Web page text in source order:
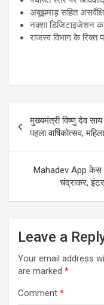
अबूझमाड़ सहित
नक्शा डिजिटाइजेशन
राजस्व विभाग के रिक्त
navigation
मुख्यमंत्री विष्णु देव साय
पहला वार्षिकोत्सव,
Mahadev App केस
चंद्राकर,
Leave a
Your email address
are marked *
Comment *